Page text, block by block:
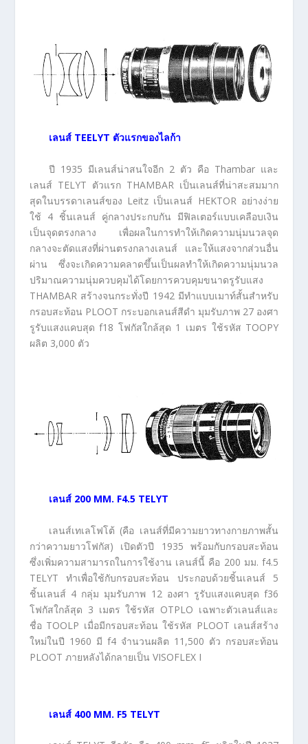
เลนส์ TEELYT ตัวแรกของไลก้า
ปี 1935 มีเลนส์น่าสนใจอีก 2 ตัว คือ Thambar และ
เลนส์ TELYT ตัวแรก THAMBAR เป็นเลนส์ที่น่าสะสมมาก
สุดในบรรดาเลนส์ของ Leitz เป็นเลนส์ HEKTOR อย่างง่าย
ใช้ 4 ชิ้นเลนส์ คู่กลางประกบกัน มีฟิลเตอร์แบบเคลือบเงิน
เป็นจุดตรงกลาง เพื่อผลในการทำให้เกิดความนุ่มนวลจุด
กลางจะตัดแสงที่ผ่านตรงกลางเลนส์ และให้แสงจากส่วนอื่น
ผ่าน ซึ่งจะเกิดความคลาดขึ้นเป็นผลทำให้เกิดความนุ่มนวล
ปริมาณความนุ่มควบคุมได้โดยการควบคุมขนาดรูรับแสง
THAMBAR สร้างจนกระทั่งปี 1942 มีทำแบบเมาท์สั้นสำหรับ
กรอบสะท้อน PLOOT กระบอกเลนส์สีดำ มุมรับภาพ 27 องศา
รูรับแสงแคบสุด f18 โฟกัสใกล้สุด 1 เมตร ใช้รหัส TOOPY
ผลิต 3,000 ตัว
เลนส์ 200 MM. F4.5 TELYT
เลนส์เทเลโฟโต้ (คือ เลนส์ที่มีความยาวทางกายภาพสั้น
กว่าความยาวโฟกัส) เปิดตัวปี 1935 พร้อมกับกรอบสะท้อน
ซึ่งเพิ่มความสามารถในการใช้งาน เลนส์นี้ คือ 200 มม. f4.5
TELYT ทำเพื่อใช้กับกรอบสะท้อน ประกอบด้วยชิ้นเลนส์ 5
ชิ้นเลนส์ 4 กลุ่ม มุมรับภาพ 12 องศา รูรับแสงแคบสุด f36
โฟกัสใกล้สุด 3 เมตร ใช้รหัส OTPLO เฉพาะตัวเลนส์และ
ชื่อ TOOLP เมื่อมีกรอบสะท้อน ใช้รหัส PLOOT เลนส์สร้าง
ใหม่ในปี 1960 มี f4 จำนวนผลิต 11,500 ตัว กรอบสะท้อน
PLOOT ภายหลังได้กลายเป็น VISOFLEX I
เลนส์ 400 MM. F5 TELYT